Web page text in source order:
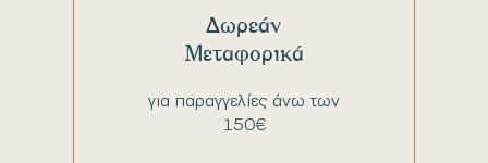
για παραγγελίες άνω των
150€
Δωρεάν
Μεταφορικά